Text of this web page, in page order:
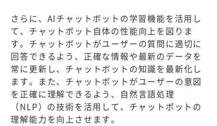
さらに、AIチャットボットの学習機能を活用し
て、チャットボット自体の性能向上を図りま
す。チャットボットがユーザーの質問に適切に
回答できるよう、正確な情報や最新のデータを
常に更新し、チャットボットの知識を最新化し
ます。また、チャットボットがユーザーの意図
を正確に理解できるよう、自然言語処理
（NLP）の技術を活用して、チャットボットの
理解能力を向上させます。